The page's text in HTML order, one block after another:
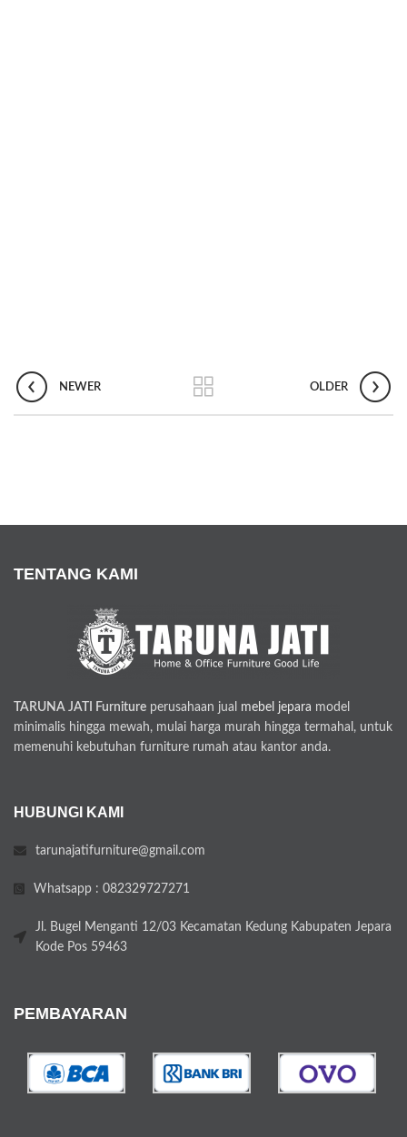
NEWER OLDER
TENTANG KAMI
TARUNA JATI Furniture perusahaan jual mebel jepara model
minimalis hingga mewah, mulai harga murah hingga termahal, untuk
memenuhi kebutuhan furniture rumah atau kantor anda.
HUBUNGI KAMI
tarunajatifurniture@gmail.com
Whatsapp : 082329727271
Jl. Bugel Menganti 12/03 Kecamatan Kedung Kabupaten Jepara
Kode Pos 59463
PEMBAYARAN